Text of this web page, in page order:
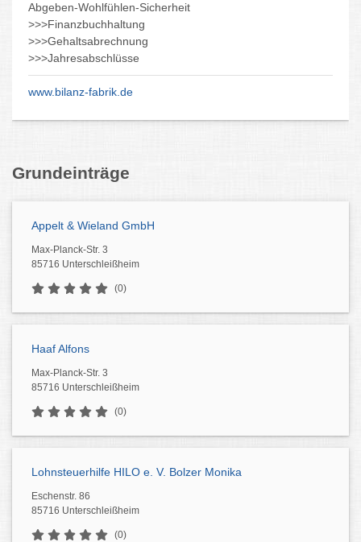
Wir helfen. Wertermittlung?
Auszahlung der Miterben?
Einvernehmlicher Verkauf?
Teilungsversteigerung? Nutzen
Sie unsere jahrelange Erfahrung
Grundeinträge
Appelt & Wieland GmbH
Max-Planck-Str. 3
85716 Unterschleißheim
(0)
Haaf Alfons
Max-Planck-Str. 3
85716 Unterschleißheim
(0)
Lohnsteuerhilfe HILO e. V. Bolzer Monika
Eschenstr. 86
85716 Unterschleißheim
(0)